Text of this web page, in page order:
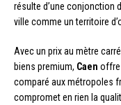
résulte d’une conjonction
ville comme un territoire
Avec un prix au mètre
biens premium, Caen offre
comparé aux métropoles
compromet en rien la